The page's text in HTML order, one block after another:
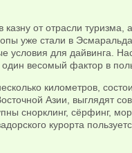
от отрасли туризма,
уже стали в
условия для дайвинга.
весомый фактор в
километров,
Азии, выглядят
снорклинг, сёрфинг,
курорта